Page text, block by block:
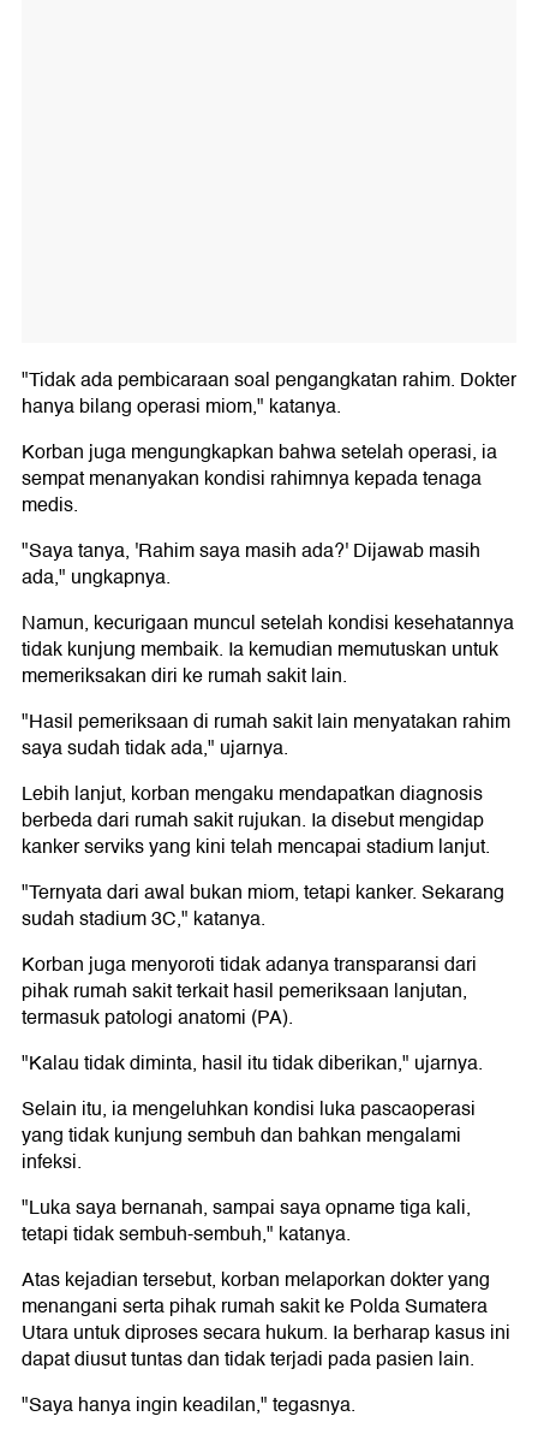
"Tidak ada pembicaraan soal pengangkatan rahim. Dokter
hanya bilang operasi miom," katanya.
Korban juga mengungkapkan bahwa setelah operasi, ia
sempat menanyakan kondisi rahimnya kepada tenaga
medis.
"Saya tanya, 'Rahim saya masih ada?' Dijawab masih
ada," ungkapnya.
Namun, kecurigaan muncul setelah kondisi kesehatannya
tidak kunjung membaik. Ia kemudian memutuskan untuk
memeriksakan diri ke rumah sakit lain.
"Hasil pemeriksaan di rumah sakit lain menyatakan rahim
saya sudah tidak ada," ujarnya.
Lebih lanjut, korban mengaku mendapatkan diagnosis
berbeda dari rumah sakit rujukan. Ia disebut mengidap
kanker serviks yang kini telah mencapai stadium lanjut.
"Ternyata dari awal bukan miom, tetapi kanker. Sekarang
sudah stadium 3C," katanya.
Korban juga menyoroti tidak adanya transparansi dari
pihak rumah sakit terkait hasil pemeriksaan lanjutan,
termasuk patologi anatomi (PA).
"Kalau tidak diminta, hasil itu tidak diberikan," ujarnya.
Selain itu, ia mengeluhkan kondisi luka pascaoperasi
yang tidak kunjung sembuh dan bahkan mengalami
infeksi.
"Luka saya bernanah, sampai saya opname tiga kali,
tetapi tidak sembuh-sembuh," katanya.
Atas kejadian tersebut, korban melaporkan dokter yang
menangani serta pihak rumah sakit ke Polda Sumatera
Utara untuk diproses secara hukum. Ia berharap kasus ini
dapat diusut tuntas dan tidak terjadi pada pasien lain.
"Saya hanya ingin keadilan," tegasnya.